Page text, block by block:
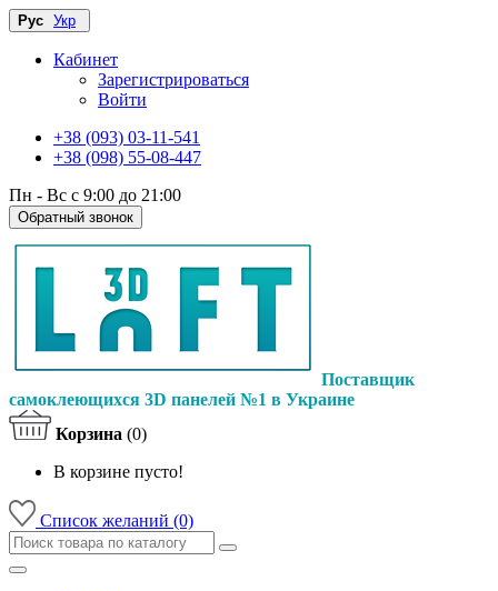
Рус Укр
Кабинет
Зарегистрироваться
Войти
+38 (093) 03-11-541
+38 (098) 55-08-447
Пн - Вс с 9:00 до 21:00
Обратный звонок
Поставщик
самоклеющихся 3D панелей №1 в Украине
Корзина (0)
В корзине пусто!
Список желаний (0)